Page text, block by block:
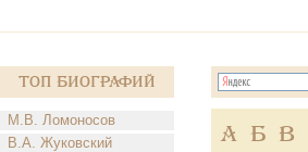
Топ Биографий
М.В. Ломоносов
В.А. Жуковский
А Б В